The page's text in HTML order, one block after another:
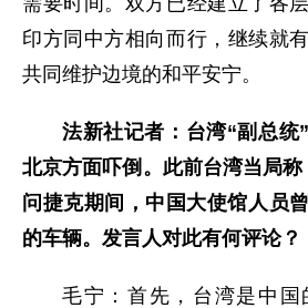
印方同中方相向而行，继续就
共同维护边境的和平安宁。
法新社记者：台湾“副总统
北京方面吓倒。此前台湾当局
问捷克期间，中国大使馆人员
的车辆。发言人对此有何评论？
毛宁：首先，台湾是中